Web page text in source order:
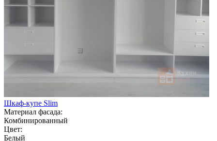
Шкаф-купе Slim
Материал фасада:
Комбинированный
Цвет:
Белый